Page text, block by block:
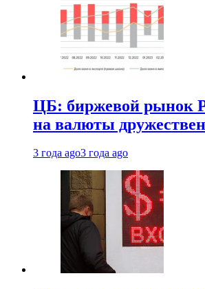
ЦБ: биржевой рынок
на валюты
3 года ago3 года ago